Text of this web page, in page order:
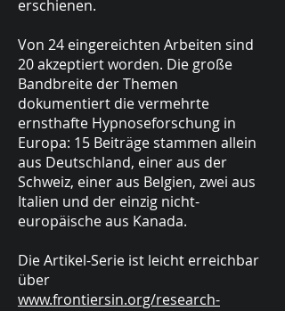
erschienen.
Von 24 eingereichten Arbeiten sind
20 akzeptiert worden. Die große
Bandbreite der Themen
dokumentiert die vermehrte
ernsthafte Hypnoseforschung in
Europa: 15 Beiträge stammen allein
aus Deutschland, einer aus der
Schweiz, einer aus Belgien, zwei aus
Italien und der einzig nicht-
europäische aus Kanada.
Die Artikel-Serie ist leicht erreichbar
über
www.frontiersin.org/research-